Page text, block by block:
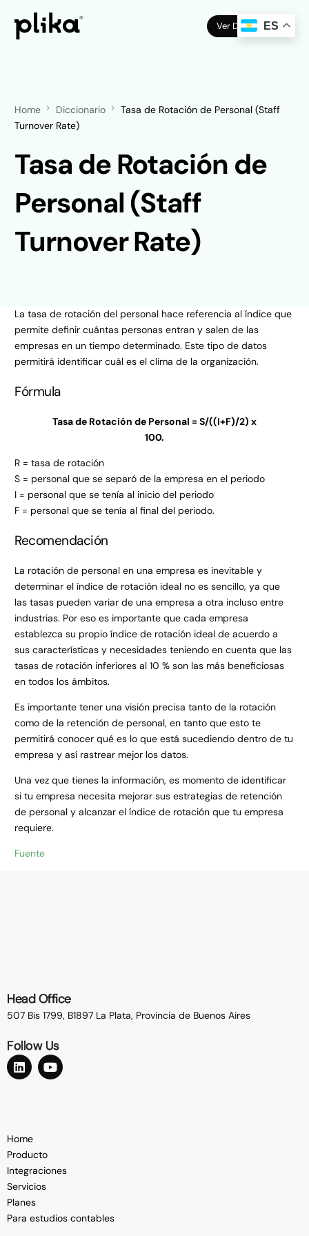
Ver Demo
Home Diccionario
Tasa de Rotación de Personal (Staff
Turnover Rate)
Tasa de Rotación de
Personal (Staff
Turnover Rate)
La tasa de rotación del personal hace referencia al índice que
permite definir cuántas personas entran y salen de las
empresas en un tiempo determinado. Este tipo de datos
permitirá identificar cuál es el clima de la organización.
Fórmula
Tasa de Rotación de Personal = S/((I+F)/2) x
100.
R = tasa de rotación
S = personal que se separó de la empresa en el periodo
I = personal que se tenía al inicio del periodo
F = personal que se tenía al final del periodo.
Recomendación
La rotación de personal en una empresa es inevitable y
determinar el índice de rotación ideal no es sencillo, ya que
las tasas pueden variar de una empresa a otra incluso entre
industrias. Por eso es importante que cada empresa
establezca su propio índice de rotación ideal de acuerdo a
sus características y necesidades teniendo en cuenta que las
tasas de rotación inferiores al 10 % son las más beneficiosas
en todos los ámbitos.
Es importante tener una visión precisa tanto de la rotación
como de la retención de personal, en tanto que esto te
permitirá conocer qué es lo que está sucediendo dentro de tu
empresa y así rastrear mejor los datos.
Una vez que tienes la información, es momento de identificar
si tu empresa necesita mejorar sus estrategias de retención
de personal y alcanzar el índice de rotación que tu empresa
requiere.
Fuente
Head Office
507 Bis 1799, B1897 La Plata, Provincia de Buenos Aires
Follow Us
Home
Producto
Integraciones
Servicios
Planes
Para estudios contables
ES